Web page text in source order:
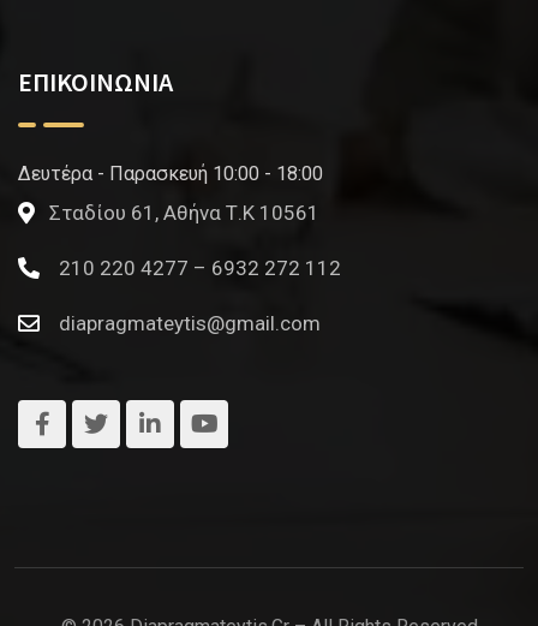
ΕΠΙΚΟΙΝΩΝΙΑ
Δευτέρα - Παρασκευή 10:00 - 18:00
Σταδίου 61, Αθήνα Τ.Κ 10561
210 220 4277 – 6932 272 112
diapragmateytis@gmail.com